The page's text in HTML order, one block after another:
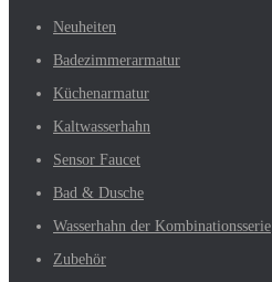
Neuheiten
Badezimmerarmatur
Küchenarmatur
Kaltwasserhahn
Sensor Faucet
Bad & Dusche
Wasserhahn der Kombinationsserie
Zubehör